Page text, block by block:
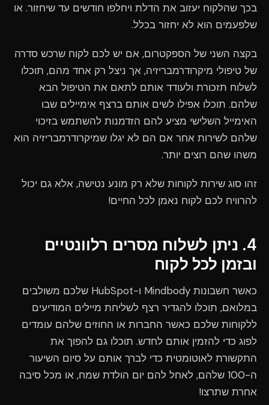
בכך שהלקוח יעזוב את הדלת ויחלפו חודשים עד שיחזור. או
שלפעמים הוא לא יחזור בכלל.
בקצה השני של הספקטרום, אם יש לכם לקוח שרכש סדרה
של טיפולי מיקרודרמבריזיה, אך ניצל רק אחד מהם, תוכלו
לשלוח תזכורת ולעודד אותם לתאם את הטיפול הבא
שלהם. תוכלו אפילו לשים אותם ברצף אימיילים שבו
האימייל השלישי מציע להם הזדמנות להשתמש בזיכוי
שלהם לשירות אחר אם הם לא יגלו שמיקרודרמבריזיה הוא
משהו שהם רוצים יותר.
זהו סוג שירות לקוחות שלא רק מונע נטישה, אלא גם יכול
להרוויח לכם לקוח נאמן לכל החיים!
4. ניתן לשלוח מסרים רלוונטיים
ובזמן לכל לקוח
כאשר חשבונות Mindbody ו-HubSpot שלכם משולבים
במלואם, תוכלו להגדיר רצף לשליחת מיילים המודיעים
ללקוחות שלכם כאשר החברות או החוזים שלהם עומדים
לפוג כדי להזמין אותם לחדש. תוכלו גם להפוך את
התקשורת לאוטומטית כדי לברך אותם על סיום השיעור
ה-100 שלהם, לאחל להם יום הולדת שמח, או מכל סיבה
אחרת שתרצו!